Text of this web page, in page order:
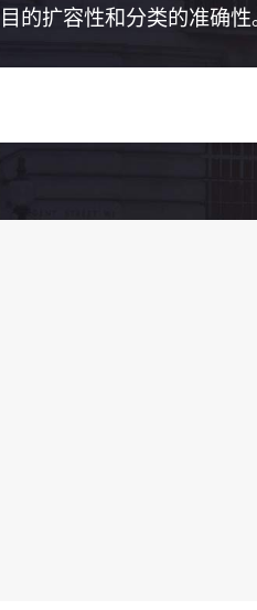
的扩容性和分类的准确性